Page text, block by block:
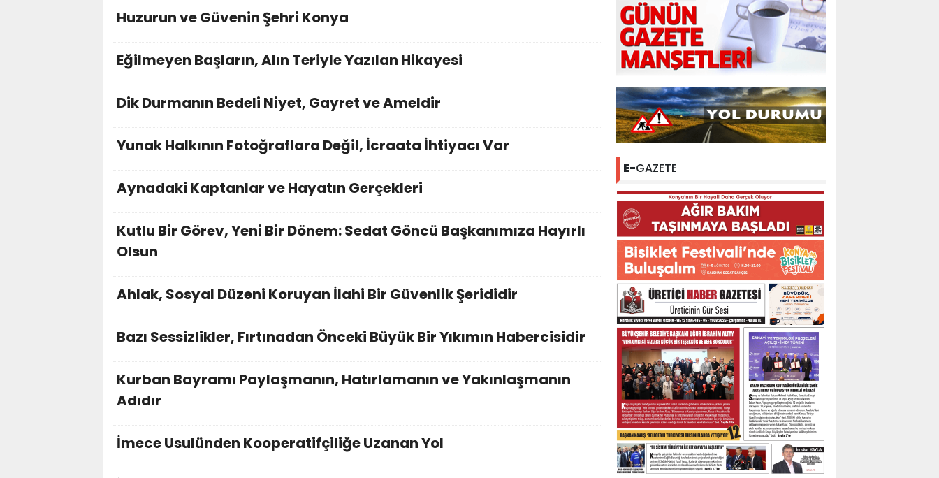
Huzurun ve Güvenin Şehri Konya
Eğilmeyen Başların, Alın Teriyle Yazılan Hikayesi
Dik Durmanın Bedeli Niyet, Gayret ve Ameldir
Yunak Halkının Fotoğraflara Değil, İcraata İhtiyacı Var
Aynadaki Kaptanlar ve Hayatın Gerçekleri
Kutlu Bir Görev, Yeni Bir Dönem: Sedat Göncü Başkanımıza Hayırlı
Olsun
Ahlak, Sosyal Düzeni Koruyan İlahi Bir Güvenlik Şerididir
Bazı Sessizlikler, Fırtınadan Önceki Büyük Bir Yıkımın Habercisidir
Kurban Bayramı Paylaşmanın, Hatırlamanın ve Yakınlaşmanın
Adıdır
İmece Usulünden Kooperatifçiliğe Uzanan Yol
E-GAZETE